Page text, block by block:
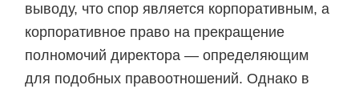
выводу, что спор является корпоративным, а
корпоративное право на прекращение
полномочий директора — определяющим
для подобных правоотношений. Однако в